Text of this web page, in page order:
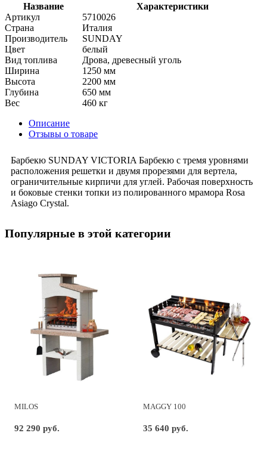
Название
Характеристики
Артикул
5710026
Страна
Италия
Производитель
SUNDAY
Цвет
белый
Вид топлива
Дрова, древесный уголь
Ширина
1250 мм
Высота
2200 мм
Глубина
650 мм
Вес
460 кг
Описание
Отзывы о товаре
Барбекю SUNDAY VICTORIA Барбекю с тремя уровнями
расположения решетки и двумя прорезями для вертела,
ограничительные кирпичи для углей. Рабочая поверхность
и боковые стенки топки из полированного мрамора Rosa
Asiago Crystal.
Популярные в этой категории
MILOS
92 290 руб.
MAGGY 100
35 640 руб.